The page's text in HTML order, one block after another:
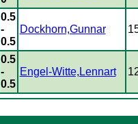
0.5
-
0.5
Dockhorn,Gunnar
0.5
-
0.5
Engel-Witte,Lennart